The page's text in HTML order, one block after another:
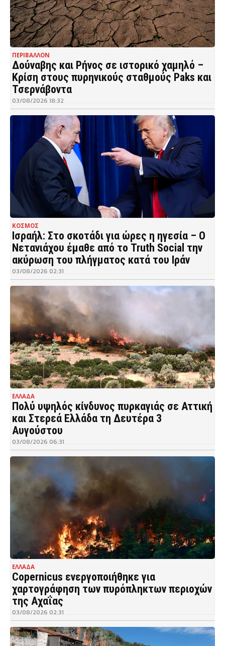
ΠΕΡΙΒΑΛΛΟΝ
Δούναβης και Ρήνος σε ιστορικό χαμηλό –
Κρίση στους πυρηνικούς σταθμούς Paks και
Τσερνάβοντα
03/08/2026 18:32
ΚΟΣΜΟΣ
Ισραήλ: Στο σκοτάδι για ώρες η ηγεσία – Ο
Νετανιάχου έμαθε από το Truth Social την
ακύρωση του πλήγματος κατά του Ιράν
03/08/2026 02:31
ΕΛΛΑΔΑ
Πολύ υψηλός κίνδυνος πυρκαγιάς σε Αττική
και Στερεά Ελλάδα τη Δευτέρα 3
Αυγούστου
03/08/2026 06:31
ΕΛΛΑΔΑ
Copernicus ενεργοποιήθηκε για
χαρτογράφηση των πυρόπληκτων περιοχών
της Αχαΐας
03/08/2026 02:31